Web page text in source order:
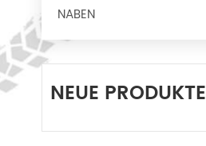
NABEN
NEUE PRODUKTE